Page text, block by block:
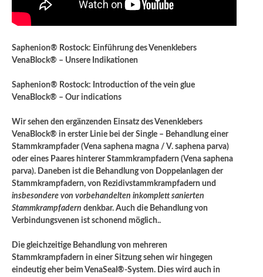
Saphenion® Rostock: Einführung des Venenklebers
VenaBlock® – Unsere Indikationen
Saphenion® Rostock: Introduction of the vein glue
VenaBlock® – Our indications
Wir sehen den ergänzenden Einsatz des Venenklebers
VenaBlock® in erster Linie bei der Single – Behandlung einer
Stammkrampfader (Vena saphena magna / V. saphena parva)
oder eines Paares hinterer Stammkrampfadern (Vena saphena
parva). Daneben ist die Behandlung von Doppelanlagen der
Stammkrampfadern, von Rezidivstammkrampfadern und
insbesondere von vorbehandelten inkomplett sanierten
Stammkrampfadern denkbar. Auch die Behandlung von
Verbindungsvenen ist schonend möglich..
Die gleichzeitige Behandlung von mehreren
Stammkrampfadern in einer Sitzung sehen wir hingegen
eindeutig eher beim VenaSeal®-System. Dies wird auch in